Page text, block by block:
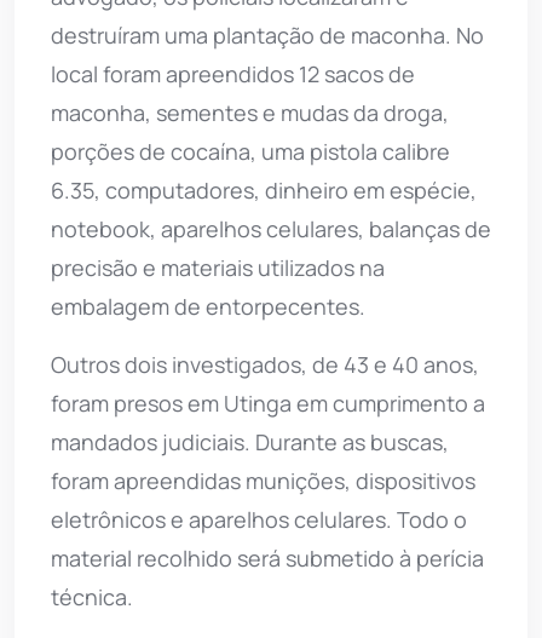
destruíram uma plantação de maconha. No
local foram apreendidos 12 sacos de
maconha, sementes e mudas da droga,
porções de cocaína, uma pistola calibre
6.35, computadores, dinheiro em espécie,
notebook, aparelhos celulares, balanças de
precisão e materiais utilizados na
embalagem de entorpecentes.
Outros dois investigados, de 43 e 40 anos,
foram presos em Utinga em cumprimento a
mandados judiciais. Durante as buscas,
foram apreendidas munições, dispositivos
eletrônicos e aparelhos celulares. Todo o
material recolhido será submetido à perícia
técnica.